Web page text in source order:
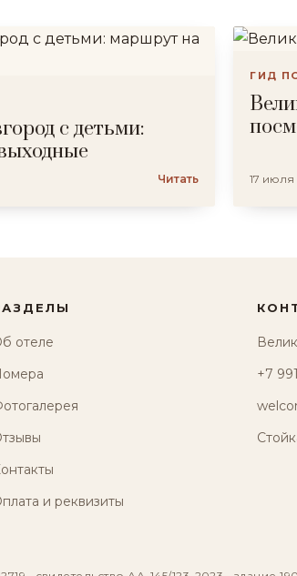
с детьми:
Читать
ГИД
17 июля
отеле
и реквизиты
+7